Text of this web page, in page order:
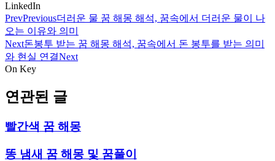
LinkedIn
PrevPrevious더러운 물 꿈 해몽 해석, 꿈속에서 더러운 물이 나
오는 이유와 의미
Next돈봉투 받는 꿈 해몽 해석, 꿈속에서 돈 봉투를 받는 의미
와 현실 연결Next
On Key
연관된 글
빨간색 꿈 해몽
똥 냄새 꿈 해몽 및 꿈풀이